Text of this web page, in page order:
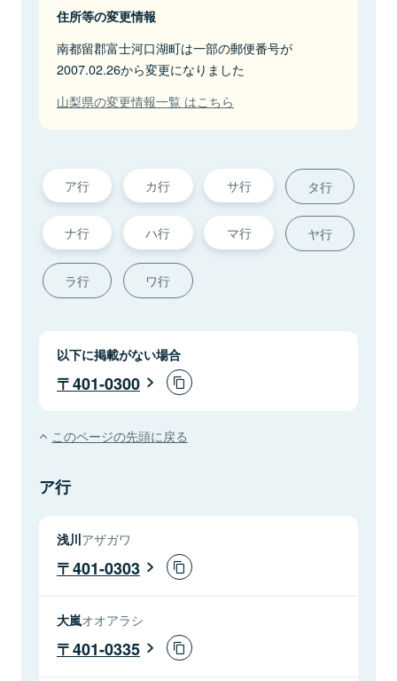
住所等の変更情報
南都留郡富士河口湖町は一部の郵便番号が
2007.02.26から変更になりました
山梨県の変更情報一覧 はこちら
ア行 カ行 サ行 タ行
ナ行 ハ行 マ行 ヤ行
ラ行 ワ行
以下に掲載がない場合
401-0300
このページの先頭に戻る
ア行
浅川アザガワ
401-0303
大嵐オオアラシ
401-0335